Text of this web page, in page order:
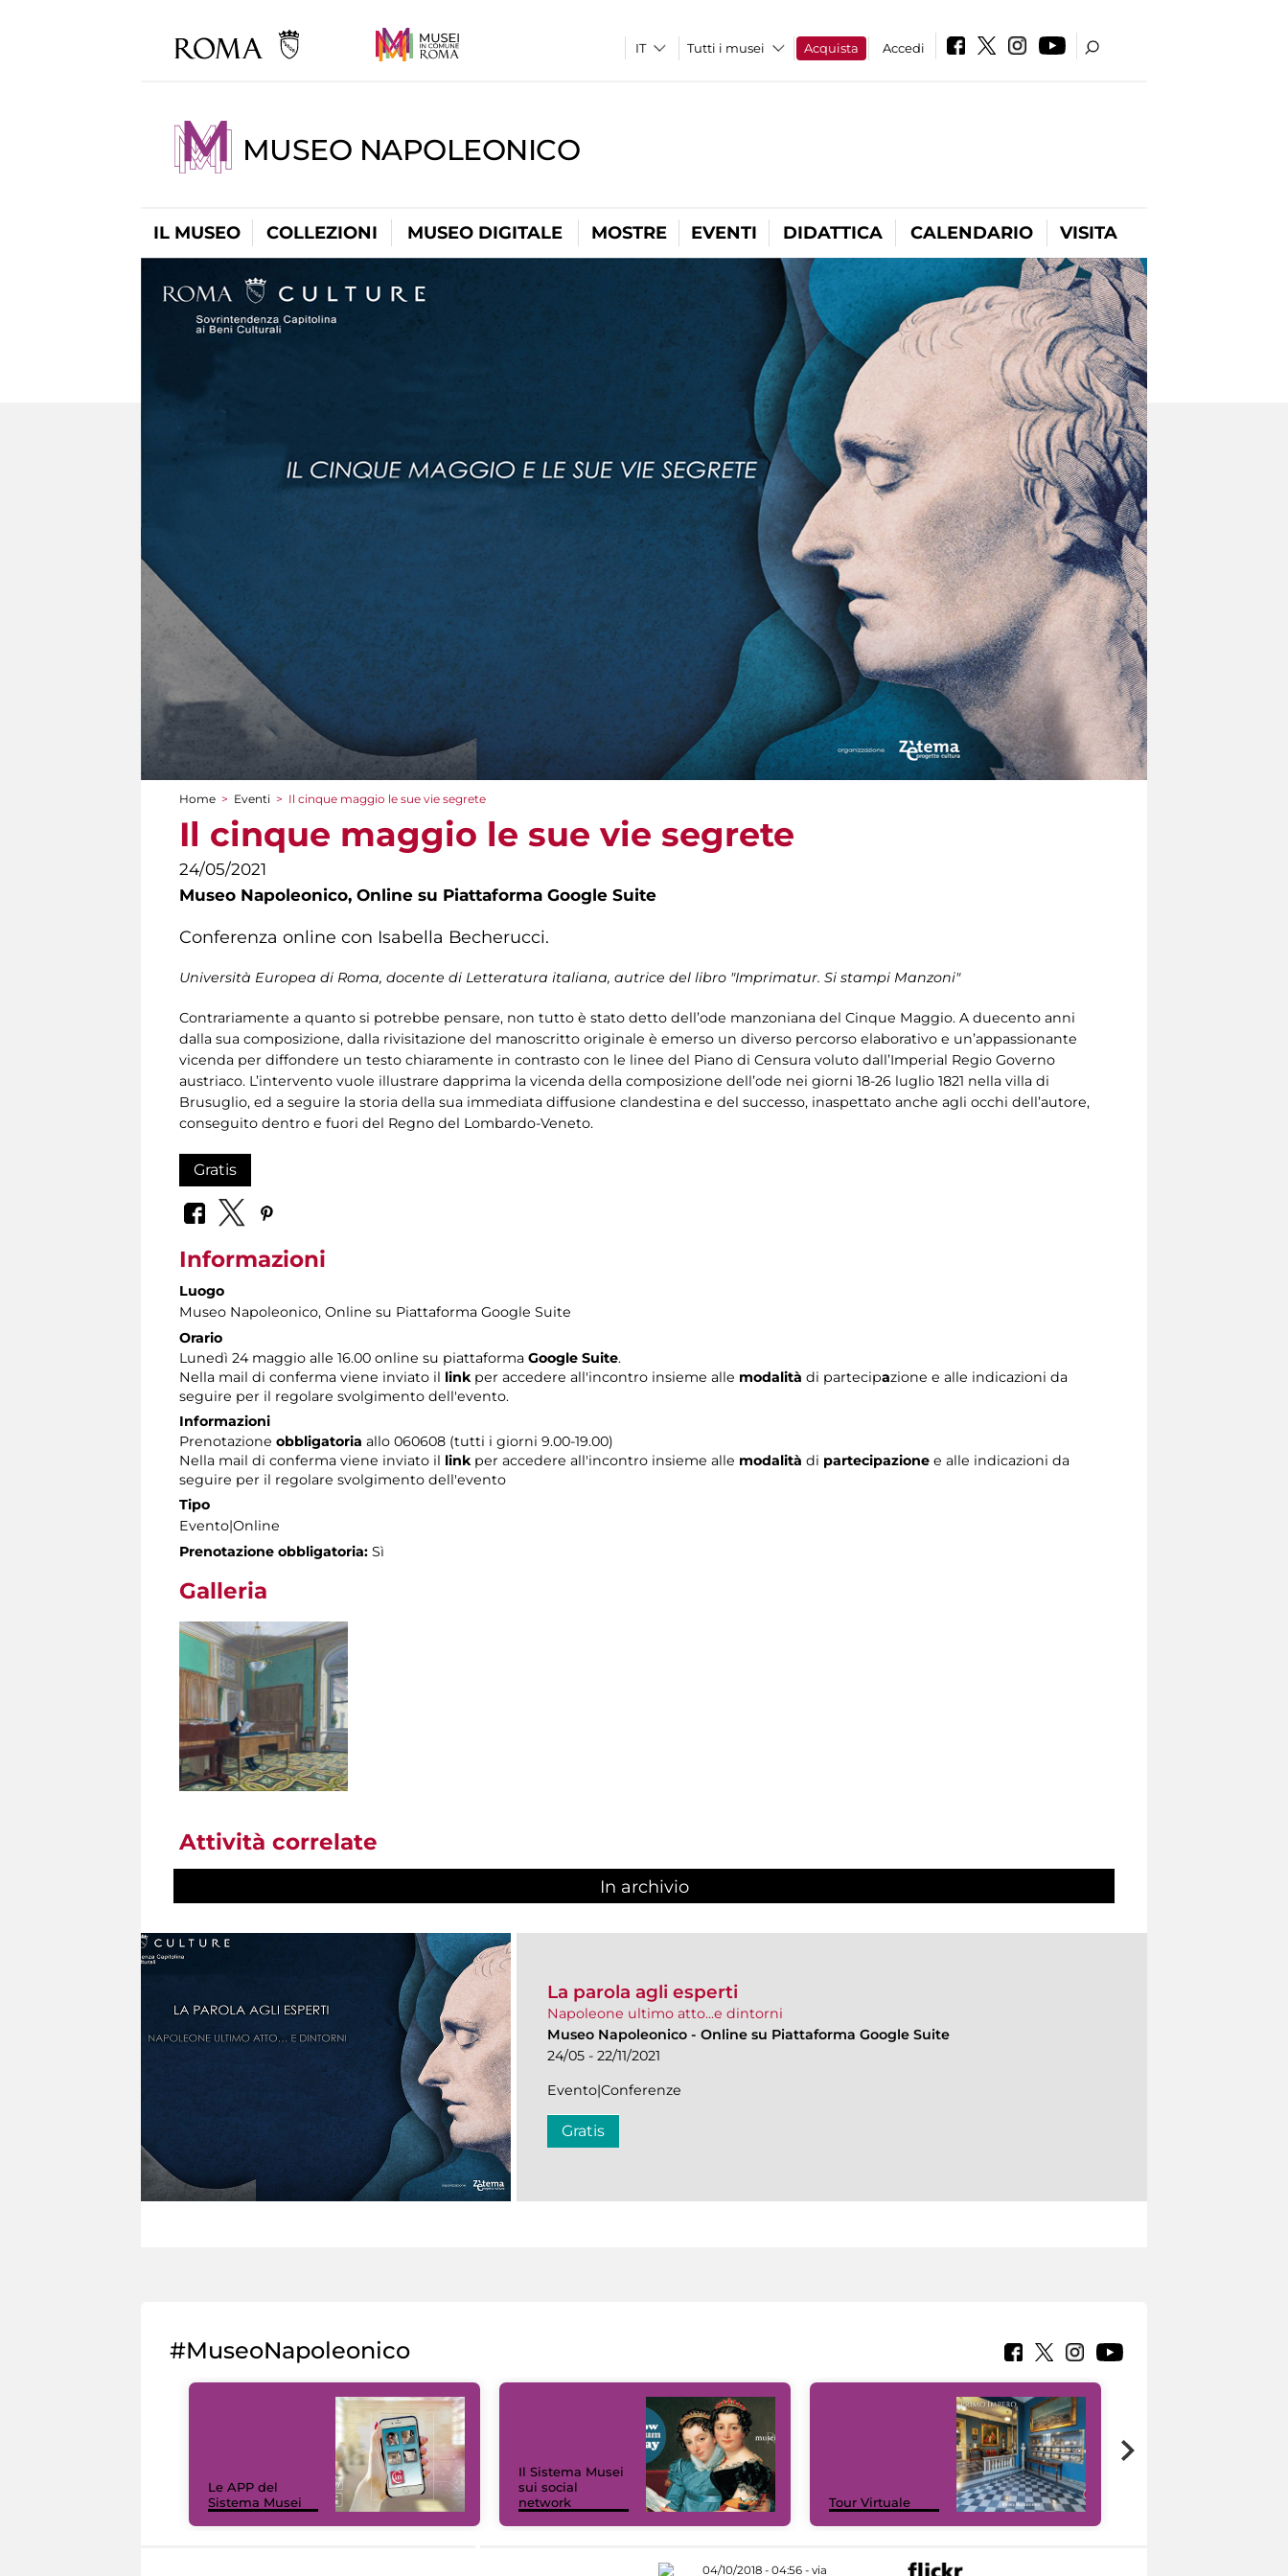
Tutti i musei Acquista Accedi
MUSEO NAPOLEONICO
IL MUSEO COLLEZIONI MUSEO DIGITALE MOSTRE EVENTI DIDATTICA CALENDARIO VISITA
Tu sei qui
Home > Eventi > Il cinque maggio le sue vie segrete
Il cinque maggio le sue vie segrete
24/05/2021
Museo Napoleonico, Online su Piattaforma Google Suite
Conferenza online con Isabella Becherucci.
Università Europea di Roma, docente di Letteratura italiana, autrice del libro "Imprimatur. Si stampi Manzoni"
Contrariamente a quanto si potrebbe pensare, non tutto è stato detto dell’ode manzoniana del Cinque Maggio. A duecento anni
dalla sua composizione, dalla rivisitazione del manoscritto originale è emerso un diverso percorso elaborativo e un’appassionante
vicenda per diffondere un testo chiaramente in contrasto con le linee del Piano di Censura voluto dall’Imperial Regio Governo
austriaco. L’intervento vuole illustrare dapprima la vicenda della composizione dell’ode nei giorni 18-26 luglio 1821 nella villa di
Brusuglio, ed a seguire la storia della sua immediata diffusione clandestina e del successo, inaspettato anche agli occhi dell’autore,
conseguito dentro e fuori del Regno del Lombardo-Veneto.
Gratis
Informazioni
Luogo
Museo Napoleonico, Online su Piattaforma Google Suite
Orario
Lunedì 24 maggio alle 16.00 online su piattaforma Google Suite.
Nella mail di conferma viene inviato il link per accedere all'incontro insieme alle modalità di partecipazione e alle indicazioni da
seguire per il regolare svolgimento dell'evento.
Informazioni
Prenotazione obbligatoria allo 060608 (tutti i giorni 9.00-19.00)
Nella mail di conferma viene inviato il link per accedere all'incontro insieme alle modalità di partecipazione e alle indicazioni da
seguire per il regolare svolgimento dell'evento
Tipo
Evento|Online
Prenotazione obbligatoria: Sì
Galleria
Attività correlate
In archivio
La parola agli esperti
Napoleone ultimo atto...e dintorni
Museo Napoleonico - Online su Piattaforma Google Suite
24/05 - 22/11/2021
Evento|Conferenze
Gratis
#MuseoNapoleonico
Le APP del
Sistema Musei
Il Sistema Musei
sui social
network
Tour Virtuale